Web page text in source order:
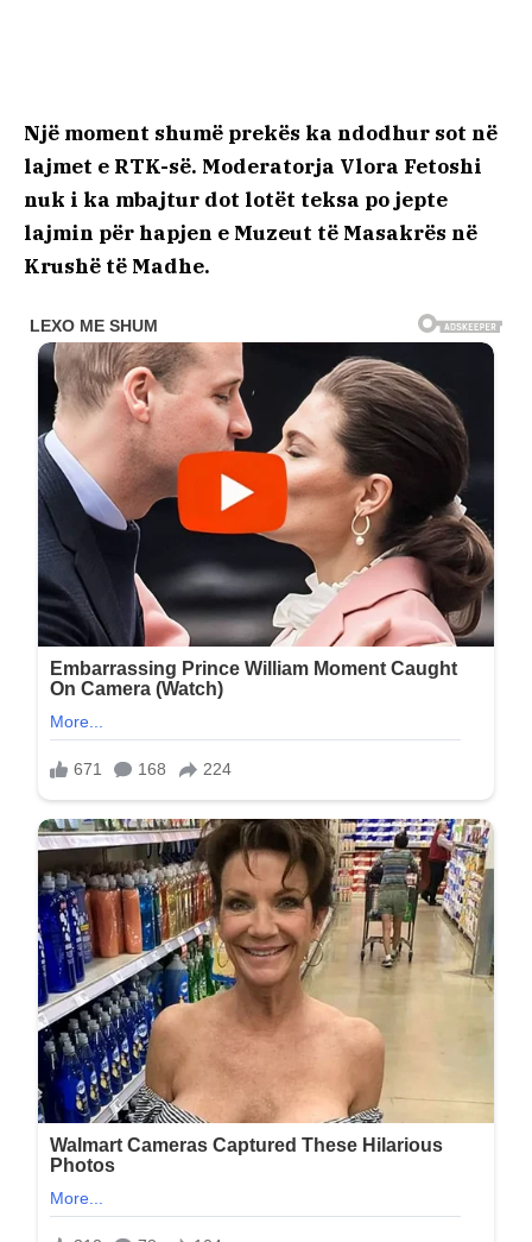
Një moment shumë prekës ka ndodhur sot në
lajmet e RTK-së. Moderatorja Vlora Fetoshi
nuk i ka mbajtur dot lotët teksa po jepte
lajmin për hapjen e Muzeut të Masakrës në
Krushë të Madhe.